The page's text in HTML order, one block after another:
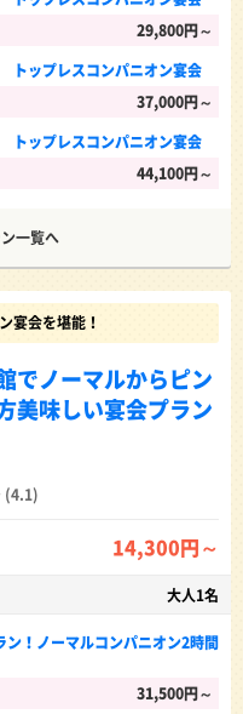
29,800円～
トップレスコンパニオン宴会
37,000円～
トップレスコンパニオン宴会
44,100円～
一覧へ
宴会を堪能！
でノーマルからピン
美味しい宴会プラン
(4.1)
14,300円～
大人1名
ン！ノーマルコンパニオン2時間
31,500円～